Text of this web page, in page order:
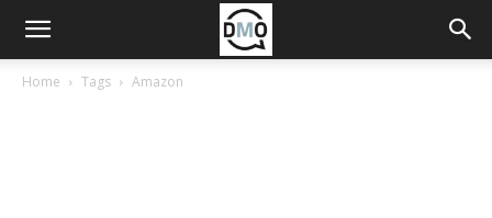
Home Tags Amazon